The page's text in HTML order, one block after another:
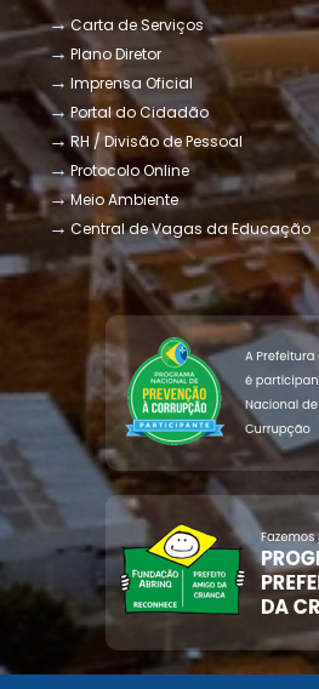
Carta de Serviços
Plano Diretor
Imprensa Oficial
Portal do Cidadão
RH / Divisão de Pessoal
Protocolo Online
Meio Ambiente
Central de Vagas da Educação